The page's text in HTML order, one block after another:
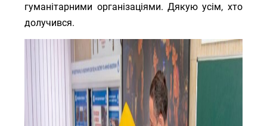
гуманітарними організаціями. Дякую усім, хто
долучився.